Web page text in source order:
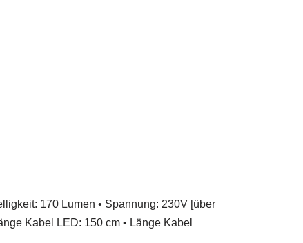
170 Lumen • Spannung: 230V [über
Kabel LED: 150 cm • Länge Kabel